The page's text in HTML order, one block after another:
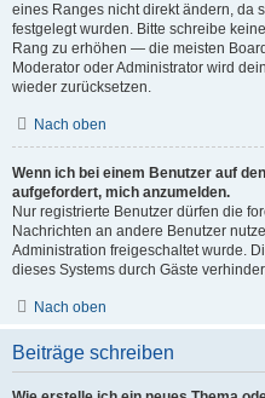
eines Ranges nicht direkt ändern, da
festgelegt wurden. Bitte schreibe
Rang zu erhöhen — die meisten
Moderator oder Administrator wird
wieder zurücksetzen.
Nach oben
Wenn ich bei einem Benutzer auf
aufgefordert, mich anzumelden.
Nur registrierte Benutzer dürfen die
Nachrichten an andere Benutzer
Administration freigeschaltet wurde.
dieses Systems durch Gäste
Nach oben
Beiträge schreiben